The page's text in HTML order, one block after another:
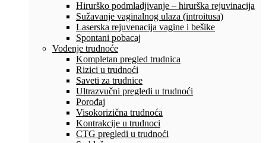
Hirurško podmladjivanje – hirurška rejuvinacija
Sužavanje vaginalnog ulaza (introitusa)
Laserska rejuvenacija vagine i bešike
Spontani pobacaj
Vođenje trudnoće
Kompletan pregled trudnica
Rizici u trudnoći
Saveti za trudnice
Ultrazvučni pregledi u trudnoći
Porođaj
Visokorizična trudnoća
Kontrakcije u trudnoci
CTG pregledi u trudnoći